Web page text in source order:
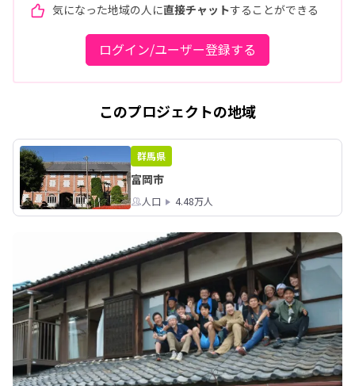
気になった地域の人に直接チャットすることができる
ログイン/ユーザー登録する
このプロジェクトの地域
群馬県
富岡市
人口 4.48万人